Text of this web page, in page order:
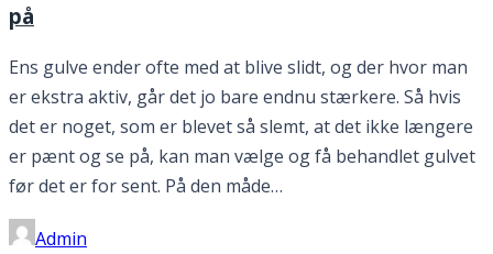
på
Ens gulve ender ofte med at blive slidt, og der hvor man
er ekstra aktiv, går det jo bare endnu stærkere. Så hvis
det er noget, som er blevet så slemt, at det ikke længere
er pænt og se på, kan man vælge og få behandlet gulvet
før det er for sent. På den måde…
Admin